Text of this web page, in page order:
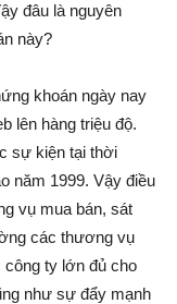
đâu là nguyên
này?
khoán ngày nay
lên hàng triệu độ.
sự kiện tại thời
năm 1999. Vậy điều
vụ mua bán, sát
các thương vụ
công ty lớn đủ cho
như sự đẩy mạnh